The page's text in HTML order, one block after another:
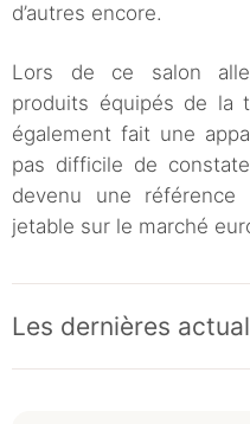
d’autres encore.
Lors de ce salon
produits équipés de la
également fait une
pas difficile de
devenu une
jetable sur le marché
Les dernières